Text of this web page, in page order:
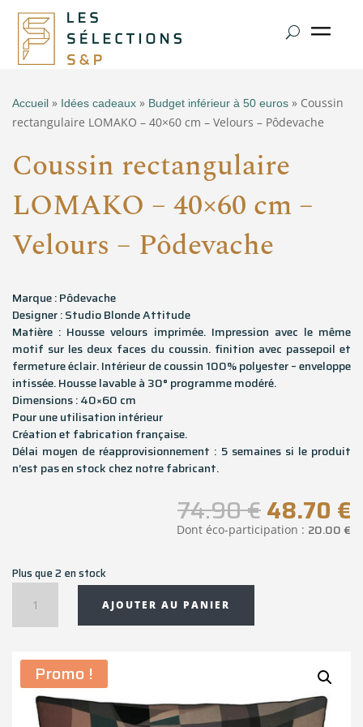
Accueil » Idées cadeaux » Budget inférieur à 50 euros » Coussin
rectangulaire LOMAKO – 40×60 cm – Velours – Pôdevache
Coussin rectangulaire
LOMAKO – 40×60 cm –
Velours – Pôdevache
Marque : Pôdevache
Designer : Studio Blonde Attitude
Matière : Housse velours imprimée. Impression avec le même
motif sur les deux faces du coussin. finition avec passepoil et
fermeture éclair. Intérieur de coussin 100% polyester – enveloppe
intissée. Housse lavable à 30° programme modéré.
Dimensions : 40×60 cm
Pour une utilisation intérieur
Création et fabrication française.
Délai moyen de réapprovisionnement : 5 semaines si le produit
n’est pas en stock chez notre fabricant.
74.90€Le
prix
48.70 €
Dont éco-participation : 20.00€
Plus que 2 en stock
Coussin
LOMAKO
40x60
AJOUTER AU PANIER
Promo !